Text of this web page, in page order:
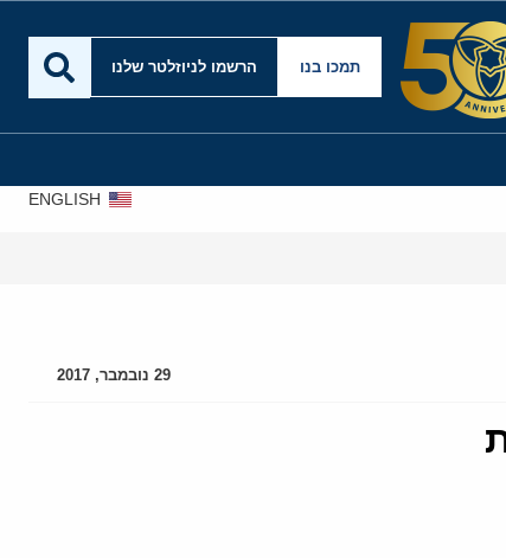
תמכו בנו הרשמו לניוזלטר שלנו
ENGLISH
29 נובמבר, 2017